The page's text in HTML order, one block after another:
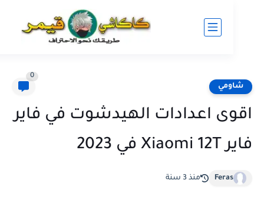
اعدادات الهيدشوت في فاير
Feras منذ 3 سنة